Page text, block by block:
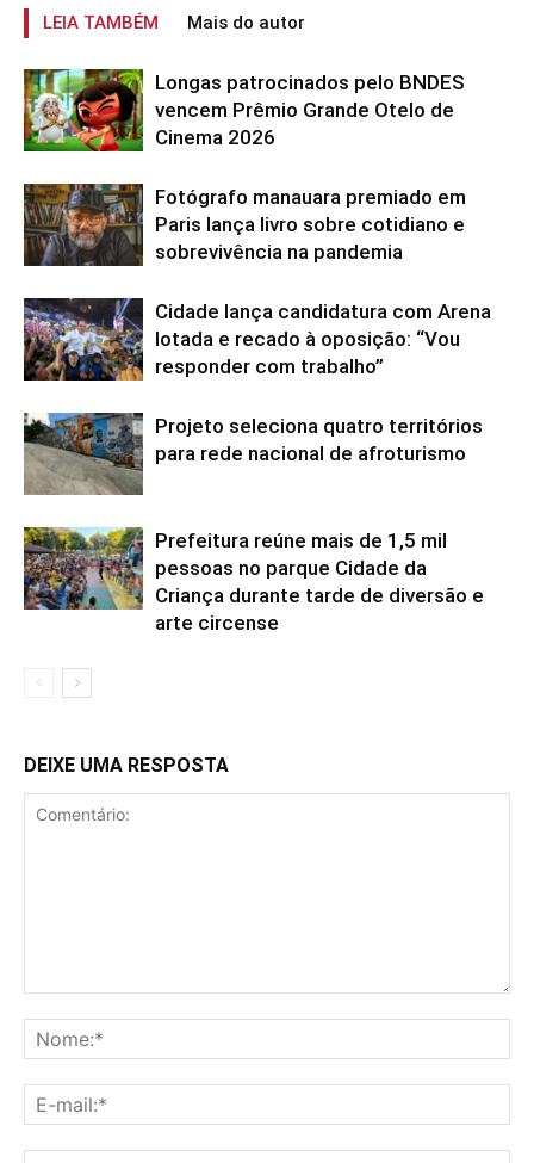
LEIA TAMBÉM Mais do autor
Longas patrocinados pelo BNDES
vencem Prêmio Grande Otelo de
Cinema 2026
Fotógrafo manauara premiado em
Paris lança livro sobre cotidiano e
sobrevivência na pandemia
Cidade lança candidatura com Arena
lotada e recado à oposição: “Vou
responder com trabalho”
Projeto seleciona quatro territórios
para rede nacional de afroturismo
Prefeitura reúne mais de 1,5 mil
pessoas no parque Cidade da
Criança durante tarde de diversão e
arte circense
DEIXE UMA RESPOSTA